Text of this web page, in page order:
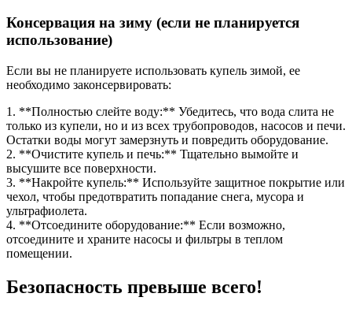
Консервация на зиму (если не планируется
использование)
Если вы не планируете использовать купель зимой, ее
необходимо законсервировать:
1. **Полностью слейте воду:** Убедитесь, что вода слита не
только из купели, но и из всех трубопроводов, насосов и печи.
Остатки воды могут замерзнуть и повредить оборудование.
2. **Очистите купель и печь:** Тщательно вымойте и
высушите все поверхности.
3. **Накройте купель:** Используйте защитное покрытие или
чехол, чтобы предотвратить попадание снега, мусора и
ультрафиолета.
4. **Отсоедините оборудование:** Если возможно,
отсоедините и храните насосы и фильтры в теплом
помещении.
Безопасность превыше всего!